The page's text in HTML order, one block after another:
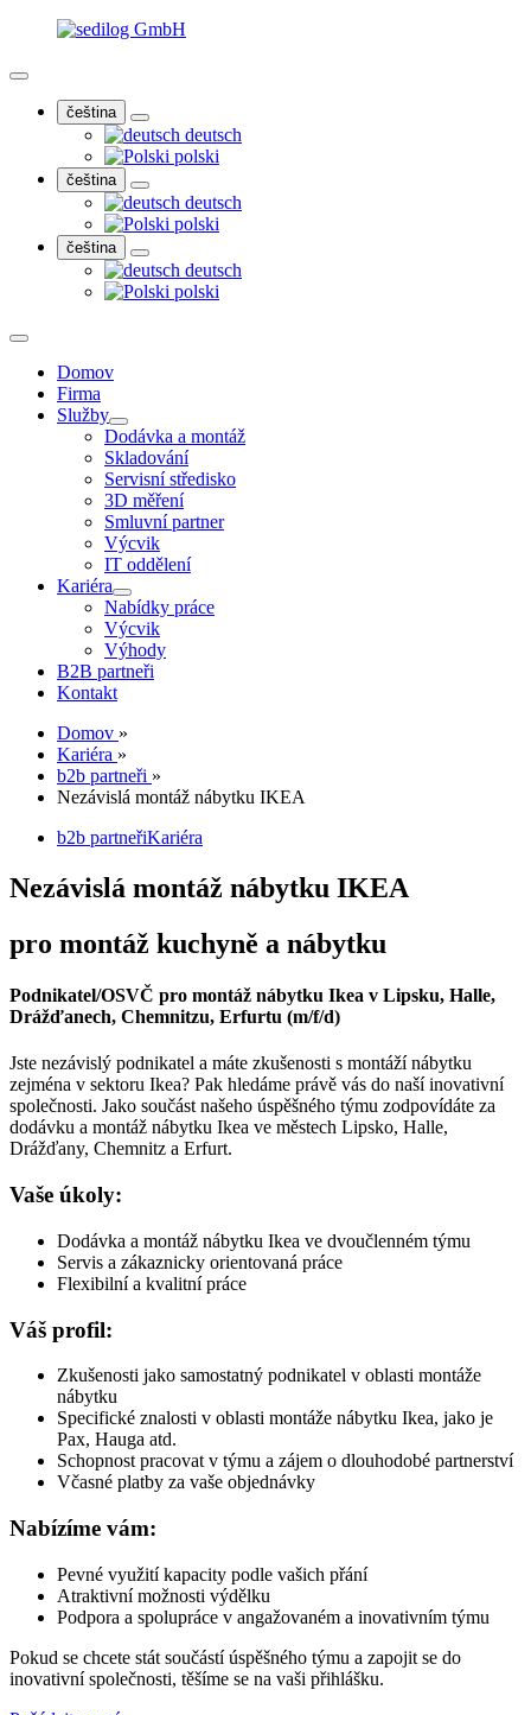
čeština
deutsch
polski
čeština
deutsch
polski
čeština
deutsch
polski
Domov
Firma
Služby
Dodávka a montáž
Skladování
Servisní středisko
3D měření
Smluvní partner
Výcvik
IT oddělení
Kariéra
Nabídky práce
Výcvik
Výhody
B2B partneři
Kontakt
Domov »
Kariéra »
b2b partneři »
Nezávislá montáž nábytku IKEA
b2b partneřiKariéra
Nezávislá montáž nábytku IKEA
pro montáž kuchyně a nábytku
Podnikatel/OSVČ pro montáž nábytku Ikea v Lipsku, Halle,
Drážďanech, Chemnitzu, Erfurtu (m/f/d)
Jste nezávislý podnikatel a máte zkušenosti s montáží nábytku
zejména v sektoru Ikea? Pak hledáme právě vás do naší inovativní
společnosti. Jako součást našeho úspěšného týmu zodpovídáte za
dodávku a montáž nábytku Ikea ve městech Lipsko, Halle,
Drážďany, Chemnitz a Erfurt.
Vaše úkoly:
Dodávka a montáž nábytku Ikea ve dvoučlenném týmu
Servis a zákaznicky orientovaná práce
Flexibilní a kvalitní práce
Váš profil:
Zkušenosti jako samostatný podnikatel v oblasti montáže
nábytku
Specifické znalosti v oblasti montáže nábytku Ikea, jako je
Pax, Hauga atd.
Schopnost pracovat v týmu a zájem o dlouhodobé partnerství
Včasné platby za vaše objednávky
Nabízíme vám:
Pevné využití kapacity podle vašich přání
Atraktivní možnosti výdělku
Podpora a spolupráce v angažovaném a inovativním týmu
Pokud se chcete stát součástí úspěšného týmu a zapojit se do
inovativní společnosti, těšíme se na vaši přihlášku.